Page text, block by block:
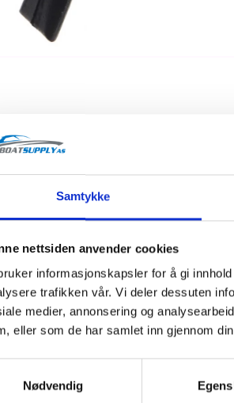
Samtykke
nettsiden anvender cookies
informasjonskapsler for å gi
trafikken vår. Vi deler dessuten
medier, annonsering og
eller som de har samlet inn gjennom
Nødvendig
identifikasjonen er originalnummeret.